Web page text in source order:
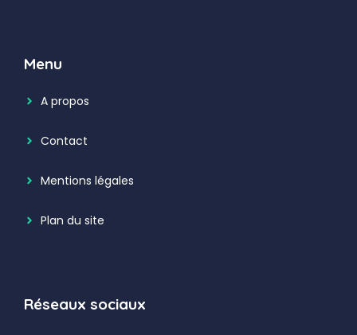
Menu
A propos
Contact
Mentions légales
Plan du site
Réseaux sociaux